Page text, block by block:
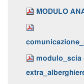
MODULO
modulo_scia